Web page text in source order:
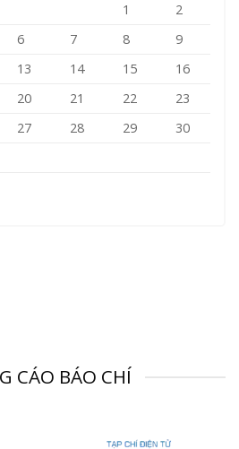
1
2
6 7 8
9
13 14 15
16
20 21 22
23
27 28 29
30
CÁO BÁO CHÍ